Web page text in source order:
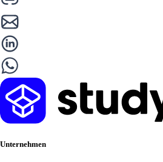
Unternehmen